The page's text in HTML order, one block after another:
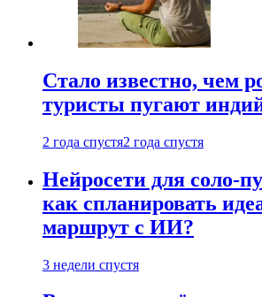
Стало известно, чем
туристы пугают
2 года спустя2 года спустя
Нейросети для соло-
как спланировать
маршрут с ИИ?
3 недели спустя